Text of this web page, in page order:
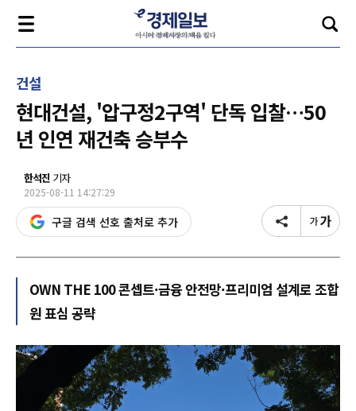
건설
현대건설, '압구정2구역' 단독 입찰…50
년 인연 재건축 승부수
한석진 기자
2025-08-11 14:27:29
구글 검색 선호 출처로 추가
OWN THE 100 콘셉트·금융 안전망·프리미엄 설계로 조합
원 표심 공략